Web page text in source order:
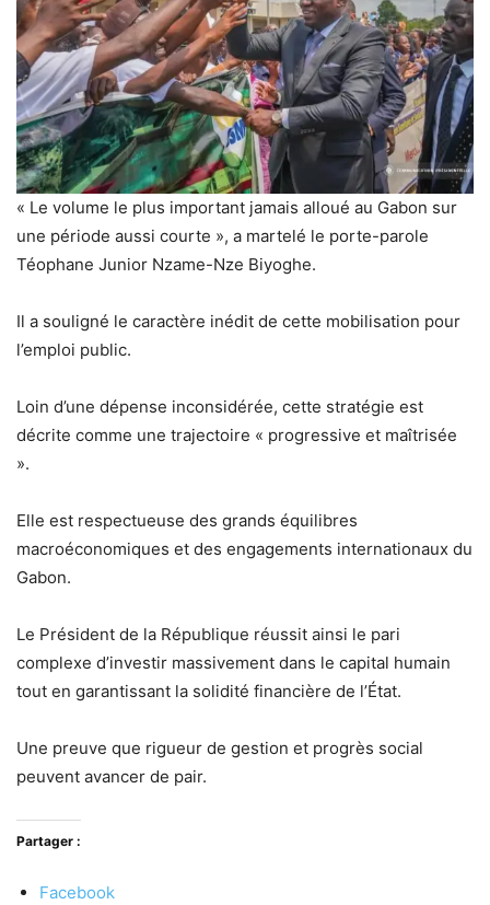
« Le volume le plus important jamais alloué au Gabon sur
une période aussi courte », a martelé le porte-parole
Téophane Junior Nzame-Nze Biyoghe.
Il a souligné le caractère inédit de cette mobilisation pour
l’emploi public.
Loin d’une dépense inconsidérée, cette stratégie est
décrite comme une trajectoire « progressive et maîtrisée
».
Elle est respectueuse des grands équilibres
macroéconomiques et des engagements internationaux du
Gabon.
Le Président de la République réussit ainsi le pari
complexe d’investir massivement dans le capital humain
tout en garantissant la solidité financière de l’État.
Une preuve que rigueur de gestion et progrès social
peuvent avancer de pair.
Partager :
Facebook